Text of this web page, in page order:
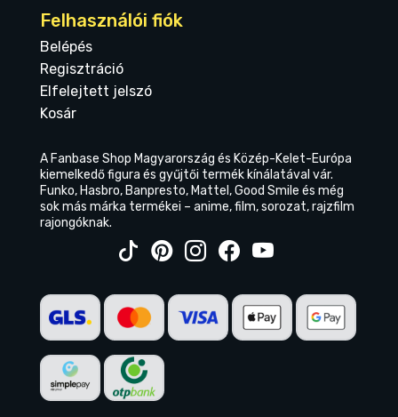
Felhasználói fiók
Belépés
Regisztráció
Elfelejtett jelszó
Kosár
A Fanbase Shop Magyarország és Közép-Kelet-Európa
kiemelkedő figura és gyűjtői termék kínálatával vár.
Funko, Hasbro, Banpresto, Mattel, Good Smile és még
sok más márka termékei – anime, film, sorozat, rajzfilm
rajongóknak.